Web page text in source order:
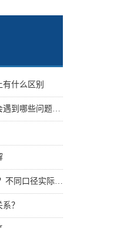
什么区别
液氮罐在运输过程中可能会遇到哪些问题？怎么解决
10 升液氮罐液氮能放多久？不同口径实际保存天数
？